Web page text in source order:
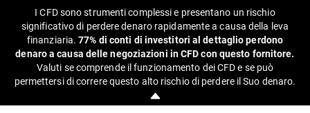
I CFD sono strumenti complessi e presentano un rischio
significativo di perdere denaro rapidamente a causa della leva
finanziaria.77% di conti di investitori al dettaglio perdono
denaro a causa delle negoziazioni in CFD con questo fornitore.
Valuti se comprende il funzionamento dei CFD e se può
permettersi di correre questo alto rischio di perdere il Suo denaro.